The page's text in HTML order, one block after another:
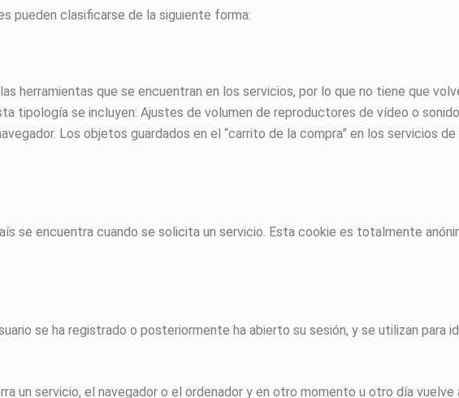
pueden clasificarse de la siguiente forma:
herramientas que se encuentran en los servicios, por lo que no tiene que
tipología se incluyen: Ajustes de volumen de reproductores de vídeo o
Los objetos guardados en el “carrito de la compra” en los servicios
se encuentra cuando se solicita un servicio. Esta cookie es totalmente
se ha registrado o posteriormente ha abierto su sesión, y se utilizan para
un servicio, el navegador o el ordenador y en otro momento u otro día vuelve